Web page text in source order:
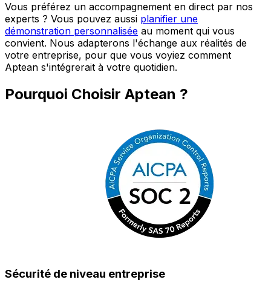
Vous préférez un accompagnement en direct par nos
experts ? Vous pouvez aussi planifier une
démonstration personnalisée au moment qui vous
convient. Nous adapterons l'échange aux réalités de
votre entreprise, pour que vous voyiez comment
Aptean s'intégrerait à votre quotidien.
Pourquoi Choisir Aptean ?
Sécurité de niveau entreprise